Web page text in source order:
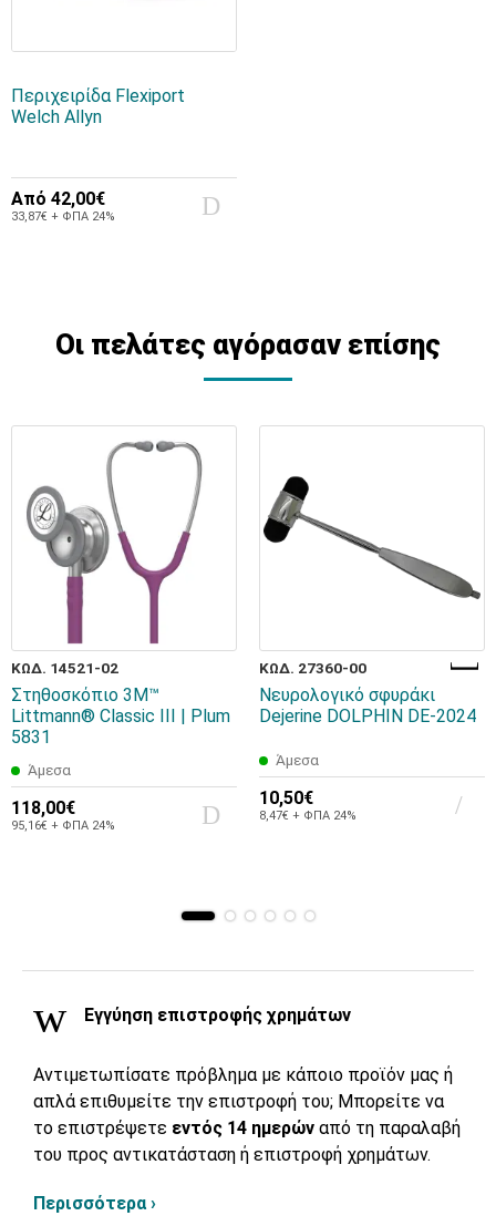
Περιχειρίδα Flexiport
Welch Allyn
Από 42,00€
33,87€ + ΦΠΑ 24%
Οι πελάτες αγόρασαν επίσης
ΚΩΔ. 14521-02
Στηθοσκόπιο 3M™
Littmann® Classic III | Plum
5831
Άμεσα
118,00€
95,16€ + ΦΠΑ 24%
ΚΩΔ. 27360-00
Νευρολογικό σφυράκι
Dejerine DOLPHIN DE-2024
Άμεσα
10,50€
8,47€ + ΦΠΑ 24%
Εγγύηση επιστροφής χρημάτων
Αντιμετωπίσατε πρόβλημα με κάποιο προϊόν μας ή
απλά επιθυμείτε την επιστροφή του; Μπορείτε να
το επιστρέψετε εντός 14 ημερών από τη παραλαβή
του προς αντικατάσταση ή επιστροφή χρημάτων.
Περισσότερα ›